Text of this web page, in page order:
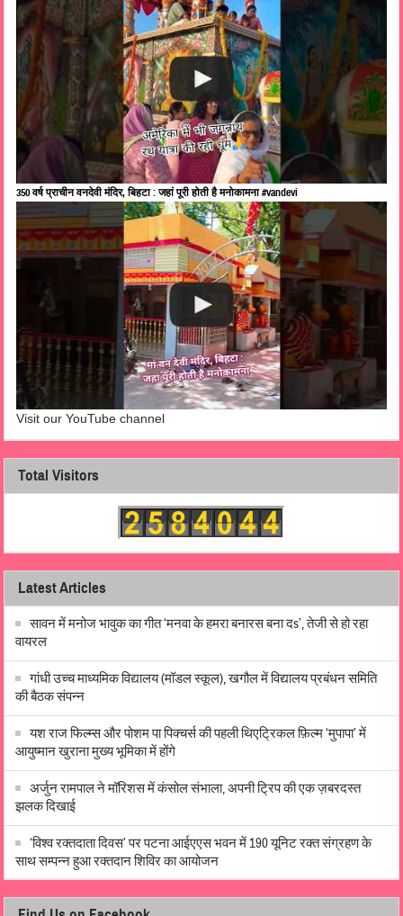
350 वर्ष प्राचीन वनदेवी मंदिर, बिहटा : जहां पूरी होती है मनोकामना #vandevi
Visit our YouTube channel
Total Visitors
Latest Articles
सावन में मनोज भावुक का गीत ‘मनवा के हमरा बनारस बना दs’, तेजी से हो रहा
वायरल
गांधी उच्च माध्यमिक विद्यालय (मॉडल स्कूल), खगौल में विद्यालय प्रबंधन समिति
की बैठक संपन्न
यश राज फिल्म्स और पोशम पा पिक्चर्स की पहली थिएट्रिकल फ़िल्म ‘मुपापा’ में
आयुष्मान खुराना मुख्य भूमिका में होंगे
अर्जुन रामपाल ने मॉरिशस में कंसोल संभाला, अपनी ट्रिप की एक ज़बरदस्त
झलक दिखाई
‘विश्व रक्तदाता दिवस’ पर पटना आईएएस भवन में 190 यूनिट रक्त संग्रहण के
साथ सम्पन्न हुआ रक्तदान शिविर का आयोजन